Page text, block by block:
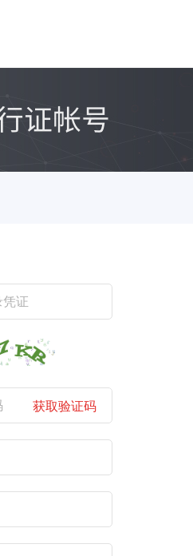
获取验证码